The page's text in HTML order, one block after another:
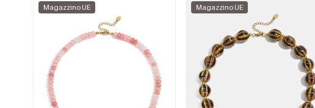
Magazzino UE Magazzino UE